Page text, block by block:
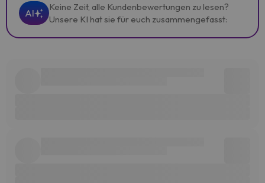
AI
Keine Zeit, alle Kundenbewertungen zu lesen?
Unsere KI hat sie für euch zusammengefasst: